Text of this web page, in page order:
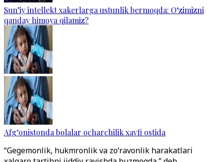
Sun’iy intellekt xakerlarga ustunlik bermoqda: O‘zimizni
qanday himoya qilamiz?
Afg‘onistonda bolalar ocharchilik xavfi ostida
“Gegemonlik, hukmronlik va zo‘ravonlik harakatlari